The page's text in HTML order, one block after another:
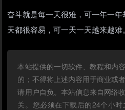
奋斗就是每一天很难，可一年一
天都很容易，可一天一天越来越难。
本站提供的一切软件、教程和内
的；不得将上述内容用于商业或
请用户自负。本站信息来自网络
关。您必须在下载后的24个小